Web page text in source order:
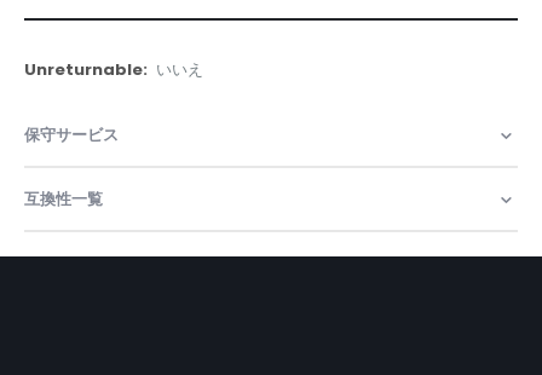
そ
の
情
報
いいえ
保守サービス
互換性一覧